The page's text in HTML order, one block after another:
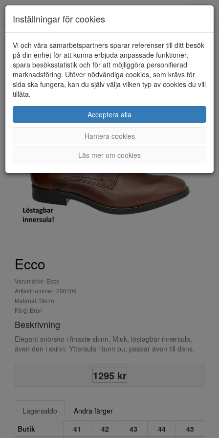
HEM ECCO
Ecco
Varumärke: Ecco
Artikelnummer: 200109
Material: Skinn
Färg: Brun
Beskrivning
Elegant snörsko i finaste skinn. Mjuk, löstagbar innersula,
även den i skinn. Yttersula i tunn pu, passar även till dans.
1295 kr
Lagersaldo
Andra färger
Butik
41 42 43 44 45
Inställningar för cookies
Vi och våra samarbetspartners sparar referenser till ditt besök
på din enhet för att kunna erbjuda anpassade funktioner,
spara besöksstatistik och för att möjliggöra personifierad
marknadsföring. Utöver nödvändiga cookies, som krävs för
sida ska fungera, kan du själv välja vilken typ av cookies du vill
tillåta.
Acceptera alla
Hantera cookies
Läs mer om cookies